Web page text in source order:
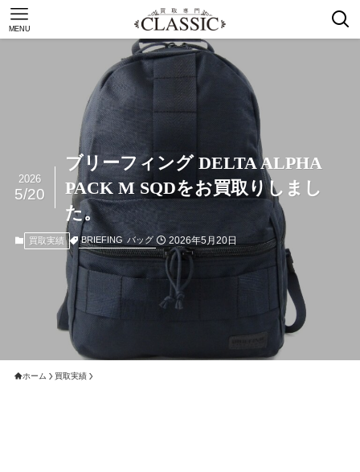
MENU
ブリーフィング DELTA ALPHA
PACK M SQDをお買取りしまし
た。
2026
5/20
買取実績 BRIEFING バッグ 2026年5月20日
ホーム 買取実績